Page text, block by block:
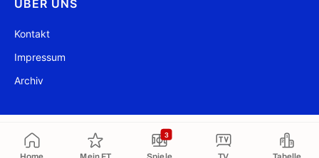
3
ÜBER UNS
Kontakt
Impressum
Archiv
@ FussballTransfers.com 2009-2026